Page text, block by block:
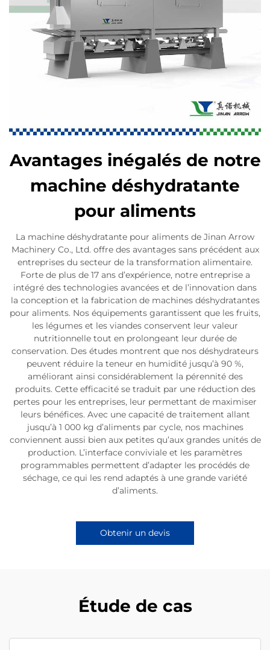
Avantages inégalés de notre
machine déshydratante
pour aliments
La machine déshydratante pour aliments de Jinan Arrow
Machinery Co., Ltd. offre des avantages sans précédent aux
entreprises du secteur de la transformation alimentaire.
Forte de plus de 17 ans d’expérience, notre entreprise a
intégré des technologies avancées et de l’innovation dans
la conception et la fabrication de machines déshydratantes
pour aliments. Nos équipements garantissent que les fruits,
les légumes et les viandes conservent leur valeur
nutritionnelle tout en prolongeant leur durée de
conservation. Des études montrent que nos déshydrateurs
peuvent réduire la teneur en humidité jusqu’à 90 %,
améliorant ainsi considérablement la pérennité des
produits. Cette efficacité se traduit par une réduction des
pertes pour les entreprises, leur permettant de maximiser
leurs bénéfices. Avec une capacité de traitement allant
jusqu’à 1 000 kg d’aliments par cycle, nos machines
conviennent aussi bien aux petites qu’aux grandes unités de
production. L’interface conviviale et les paramètres
programmables permettent d’adapter les procédés de
séchage, ce qui les rend adaptés à une grande variété
d’aliments.
Obtenir un devis
Étude de cas